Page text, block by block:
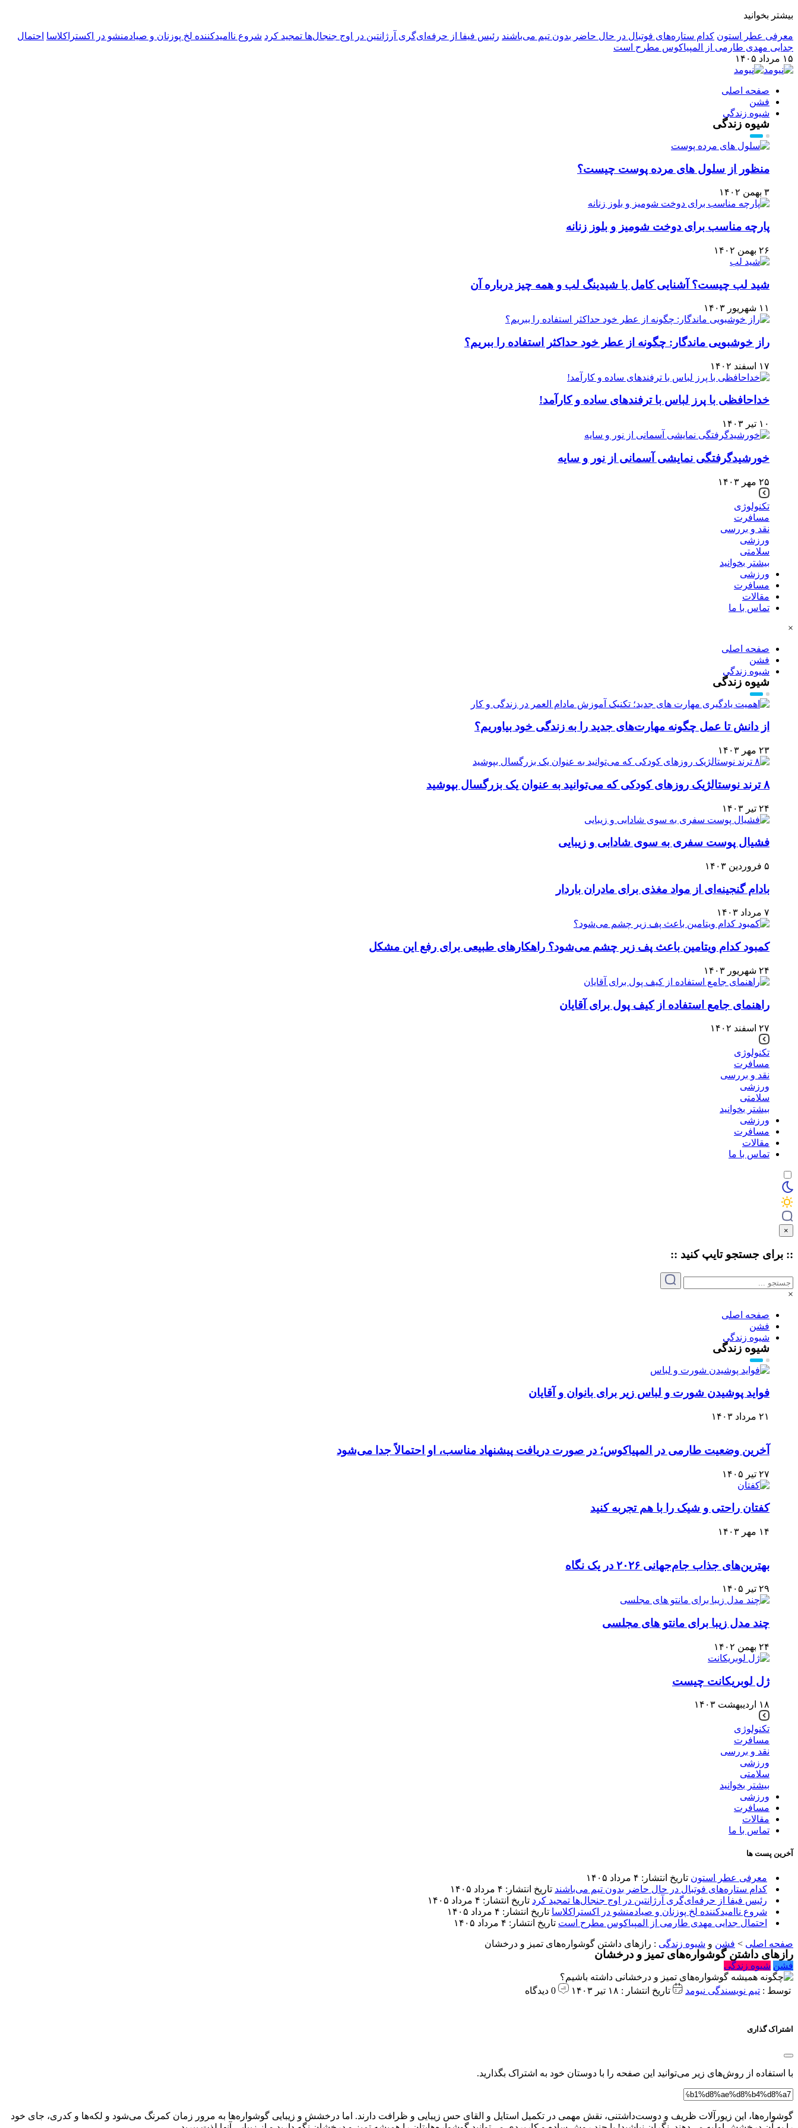
بیشتر بخوانید
معرفی عطر استون کدام ستاره‌های فوتبال در حال حاضر بدون تیم می‌باشند رئیس فیفا از حرفه‌ای‌گری آرژانتین در اوج جنجال‌ها تمجید کرد شروع ناامیدکننده لخ پوزنان و صیادمنشو در اکستراکلاسا احتمال
جدایی مهدی طارمی از المپیاکوس مطرح است
۱۵ مرداد ۱۴۰۵
صفحه اصلی
فشن
شیوه زندگی
شیوه زندگی
منظور از سلول های مرده پوست چیست؟
۳ بهمن ۱۴۰۲
پارچه مناسب برای دوخت شومیز و بلوز زنانه
۲۶ بهمن ۱۴۰۲
شید لب چیست؟ آشنایی کامل با شیدینگ لب و همه چیز درباره آن
۱۱ شهریور ۱۴۰۳
راز خوشبویی ماندگار: چگونه از عطر خود حداکثر استفاده را ببریم؟
۱۷ اسفند ۱۴۰۲
خداحافظی با پرز لباس با ترفندهای ساده و کارآمد!
۱۰ تیر ۱۴۰۳
خورشیدگرفتگی نمایشی آسمانی از نور و سایه
۲۵ مهر ۱۴۰۳
تکنولوژی
مسافرت
نقد و بررسی
ورزشی
سلامتی
بیشتر بخوانید
ورزشی
مسافرت
مقالات
تماس با ما
×
صفحه اصلی
فشن
شیوه زندگی
شیوه زندگی
از دانش تا عمل چگونه مهارت‌های جدید را به زندگی خود بیاوریم؟
۲۳ مهر ۱۴۰۳
۸ ترند نوستالژیک روزهای کودکی که می‌توانید به عنوان یک بزرگسال بپوشید
۲۴ تیر ۱۴۰۳
فشیال پوست سفری به سوی شادابی و زیبایی
۵ فروردین ۱۴۰۳
بادام گنجینه‌ای از مواد مغذی برای مادران باردار
۷ مرداد ۱۴۰۳
کمبود کدام ویتامین باعث پف زیر چشم می‌شود؟ راهکارهای طبیعی برای رفع این مشکل
۲۴ شهریور ۱۴۰۳
راهنمای جامع استفاده از کیف پول برای آقایان
۲۷ اسفند ۱۴۰۲
تکنولوژی
مسافرت
نقد و بررسی
ورزشی
سلامتی
بیشتر بخوانید
ورزشی
مسافرت
مقالات
تماس با ما
×
:: برای جستجو تایپکنید ::
×
صفحه اصلی
فشن
شیوه زندگی
شیوه زندگی
فواید پوشیدن شورت و لباس زیر برای بانوان و آقایان
۲۱ مرداد ۱۴۰۳
آخرین وضعیت طارمی در المپیاکوس؛ در صورت دریافت پیشنهاد مناسب، او احتمالاً جدا می‌شود
۲۷ تیر ۱۴۰۵
کفتان راحتی و شیک را با هم تجربه کنید
۱۴ مهر ۱۴۰۳
بهترین‌های جذاب جام‌جهانی ۲۰۲۶ در یک نگاه
۲۹ تیر ۱۴۰۵
چند مدل زیبا برای مانتو های مجلسی
۲۴ بهمن ۱۴۰۲
ژل لوبریکانت چیست
۱۸ اردیبهشت ۱۴۰۳
تکنولوژی
مسافرت
نقد و بررسی
ورزشی
سلامتی
بیشتر بخوانید
ورزشی
مسافرت
مقالات
تماس با ما
آخرین پست ها
معرفی عطر استون تاریخ انتشار: ۴ مرداد ۱۴۰۵
کدام ستاره‌های فوتبال در حال حاضر بدون تیم می‌باشند تاریخ انتشار: ۴ مرداد ۱۴۰۵
رئیس فیفا از حرفه‌ای‌گری آرژانتین در اوج جنجال‌ها تمجید کرد تاریخ انتشار: ۴ مرداد ۱۴۰۵
شروع ناامیدکننده لخ پوزنان و صیادمنشو در اکستراکلاسا تاریخ انتشار: ۴ مرداد ۱۴۰۵
احتمال جدایی مهدی طارمی از المپیاکوس مطرح است تاریخ انتشار: ۴ مرداد ۱۴۰۵
صفحه اصلی > فشن و شیوه زندگی : رازهای داشتن گوشواره‌های تمیز و درخشان
رازهای داشتن گوشواره‌های تمیز و درخشان
فشن شیوه زندگی
توسط : تیم نویسندگی نیومد تاریخ انتشار : ۱۸ تیر ۱۴۰۳
اشتراک گذاری
با استفاده از روش‌های زیر می‌توانید این صفحه را با دوستان خود به اشتراک بگذارید.
گوشواره‌ها، این زیورآلات ظریف و دوست‌داشتنی، نقش مهمی در تکمیل استایل و القای حس زیبایی و ظرافت دارند. اما درخشش و زیبایی گوشواره‌ها به مرور زمان کمرنگ می‌شود و لکه‌ها و کدری، جای خود